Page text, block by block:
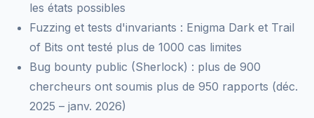
les états possibles
Fuzzing et tests d'invariants : Enigma Dark et Trail
of Bits ont testé plus de 1000 cas limites
Bug bounty public (Sherlock) : plus de 900
chercheurs ont soumis plus de 950 rapports (déc.
2025 – janv. 2026)